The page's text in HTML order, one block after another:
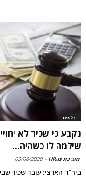
בלוגים
נקבע כי שכיר לא
שילמה לו כשהיה...
מערכת HRus -
03/08/2020
ביה"ד הארצי: עובד שכיר